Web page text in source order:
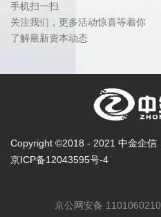
手机扫一扫
关注我们，更多活动惊喜等着你
了解最新资本动态
Copyright ©2018 - 2021 中金企信
京ICP备12043595号-4
京公网安备